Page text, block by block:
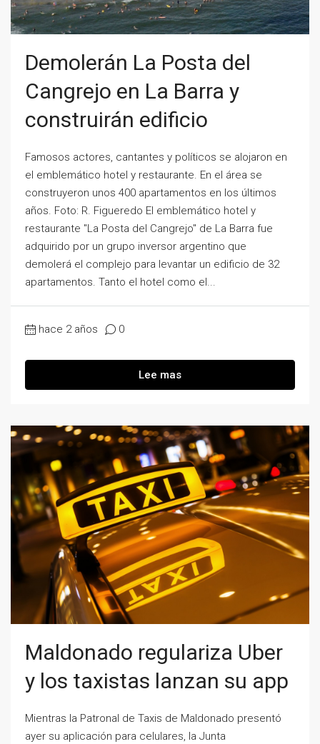
Demolerán La Posta del
Cangrejo en La Barra y
construirán edificio
Famosos actores, cantantes y políticos se alojaron en
el emblemático hotel y restaurante. En el área se
construyeron unos 400 apartamentos en los últimos
años. Foto: R. Figueredo El emblemático hotel y
restaurante "La Posta del Cangrejo" de La Barra fue
adquirido por un grupo inversor argentino que
demolerá el complejo para levantar un edificio de 32
apartamentos. Tanto el hotel como el...
hace 2 años 0
Lee mas
Maldonado regulariza Uber
y los taxistas lanzan su app
Mientras la Patronal de Taxis de Maldonado presentó
ayer su aplicación para celulares, la Junta